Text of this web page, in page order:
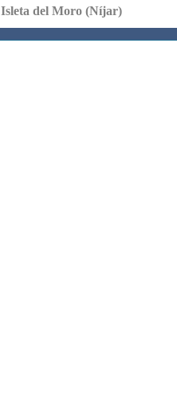
Isleta del Moro (Níjar)